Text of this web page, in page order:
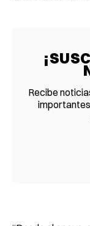
Recibe